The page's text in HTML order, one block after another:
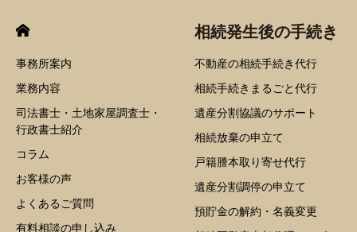
事務所案内
業務内容
司法書士・土地家屋調査士・
行政書士紹介
コラム
お客様の声
よくあるご質問
有料相談の申し込み
相続発生後の手続き
不動産の相続手続き代行
相続手続きまるごと代行
遺産分割協議のサポート
相続放棄の申立て
戸籍謄本取り寄せ代行
遺産分割調停の申立て
預貯金の解約・名義変更